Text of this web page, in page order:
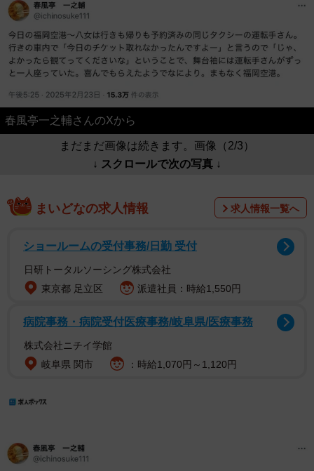
春風亭一之輔さんのXから
まだまだ画像は続きます。画像（2/3）
↓ スクロールで次の写真 ↓
まいどなの求人情報 求人情報一覧へ
ショールームの受付事務/日勤 受付
日研トータルソーシング株式会社
東京都 足立区
派遣社員：時給1,550円
病院事務・病院受付医療事務/岐阜県/医療事務
株式会社ニチイ学館
岐阜県 関市
：時給1,070円～1,120円